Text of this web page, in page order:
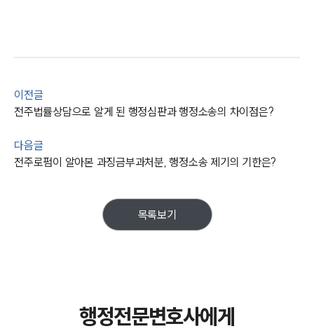
이전글
전주법률상담으로 알게 된 행정심판과 행정소송의 차이점은?
다음글
전주로펌이 알아본 과징금부과처분, 행정소송 제기의 기한은?
목록보기
행정전문변호사에게